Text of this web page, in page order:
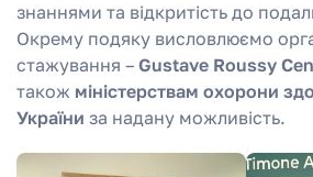
знаннями та відкритість до
Окрему подяку висловлюємо
стажування – Gustave Roussy
також міністерствам охорони
України за надану можливість.